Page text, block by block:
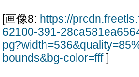
[画像8: https://
62100-391-
bounds&bg-color=fff]